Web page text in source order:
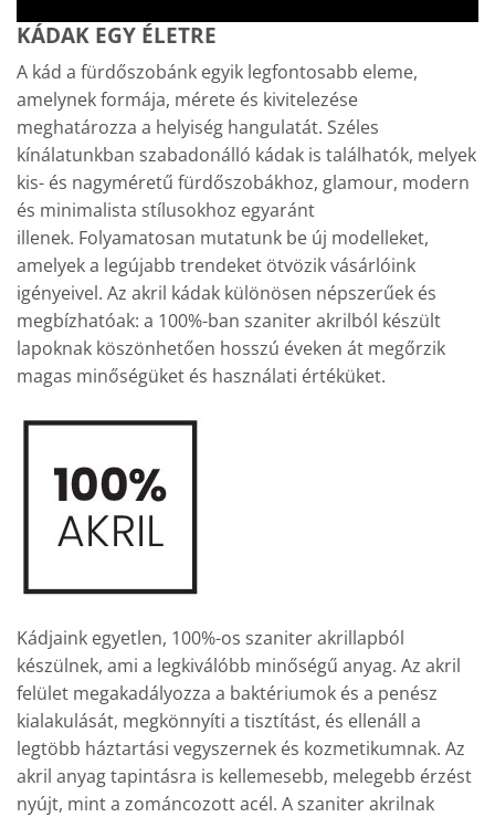
KÁDAK EGY ÉLETRE
A kád a fürdőszobánk egyik legfontosabb eleme,
amelynek formája, mérete és kivitelezése
meghatározza a helyiség hangulatát. Széles
kínálatunkban szabadonálló kádak is találhatók, melyek
kis- és nagyméretű fürdőszobákhoz, glamour, modern
és minimalista stílusokhoz egyaránt
illenek. Folyamatosan mutatunk be új modelleket,
amelyek a legújabb trendeket ötvözik vásárlóink
igényeivel. Az akril kádak különösen népszerűek és
megbízhatóak: a 100%-ban szaniter akrilból készült
lapoknak köszönhetően hosszú éveken át megőrzik
magas minőségüket és használati értéküket.
Kádjaink egyetlen, 100%-os szaniter akrillapból
készülnek, ami a legkiválóbb minőségű anyag. Az akril
felület megakadályozza a baktériumok és a penész
kialakulását, megkönnyíti a tisztítást, és ellenáll a
legtöbb háztartási vegyszernek és kozmetikumnak. Az
akril anyag tapintásra is kellemesebb, melegebb érzést
nyújt, mint a zománcozott acél. A szaniter akrilnak